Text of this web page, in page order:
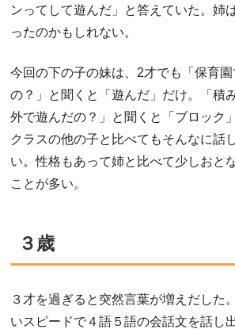
ンってして遊んだ」と答えていた。姉
ったのかもしれない。
今回の下の子の妹は、2才でも「保育
の？」と聞くと「遊んだ」だけ。「積
外で遊んだの？」と聞くと「ブロック
クラスの他の子と比べてもそんなに話
い。性格もあって姉と比べて少しおと
ことが多い。
３歳
３才を過ぎると突然言葉が増えだした
いスピードで４語５語の会話文を話し